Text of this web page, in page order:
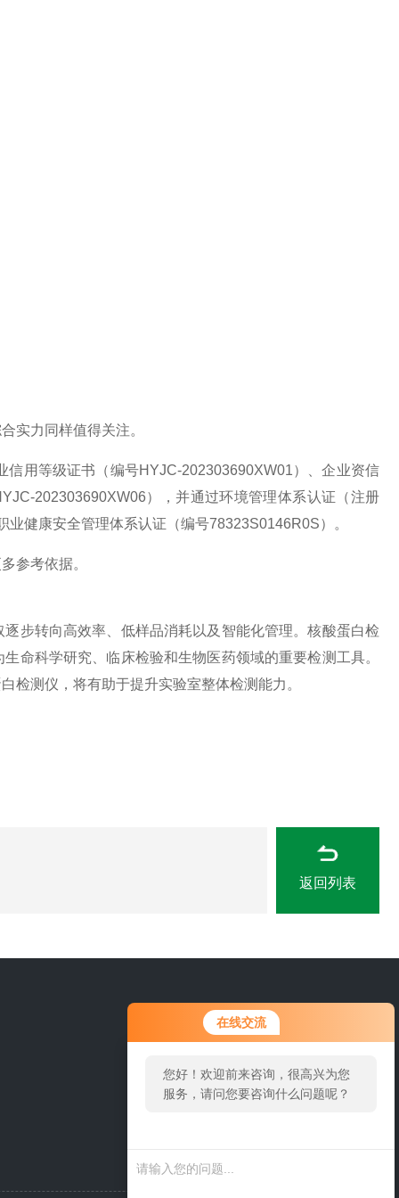
在线交流
您好！欢迎前来咨询，很高兴为您
服务，请问您要咨询什么问题呢？
实力同样值得关注。
信用等级证书（编号HYJC-202303690XW01）、企业资信
202303690XW06），并通过环境管理体系认证（注册
健康安全管理体系认证（编号78323S0146R0S）。
参考依据。
步转向高效率、低样品消耗以及智能化管理。核酸蛋白检
命科学研究、临床检验和生物医药领域的重要检测工具。
检测仪，将有助于提升实验室整体检测能力。
返回列表